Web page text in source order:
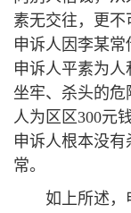
素无交往，更
申诉人因李某常
申诉人平素为
坐牢、杀头的危
人为区区300元
申诉人根本没
常。
如上所述，